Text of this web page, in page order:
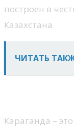
построен в
Казахстана.
ЧИТАТЬ
Караганда –